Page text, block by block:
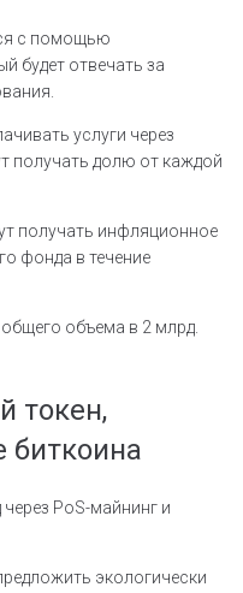
с помощью
будет отвечать за
услуги через
получать долю от каждой
получать инфляционное
фонда в течение
объема в 2 млрд.
токен,
биткоина
PoS-майнинг и
экологически